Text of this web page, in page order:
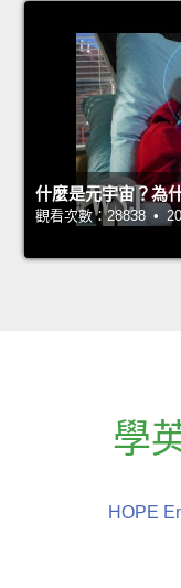
什麼是元宇宙？為
觀看次數：28838 •
學
HOPE